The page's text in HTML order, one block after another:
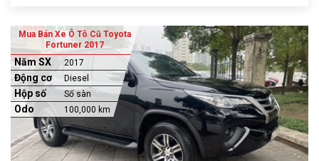
Mua Bán Xe Ô Tô Cũ Toyota
Fortuner 2017
Năm SX 2017
Động cơ Diesel
Hộp số Số sàn
Odo 100,000 km